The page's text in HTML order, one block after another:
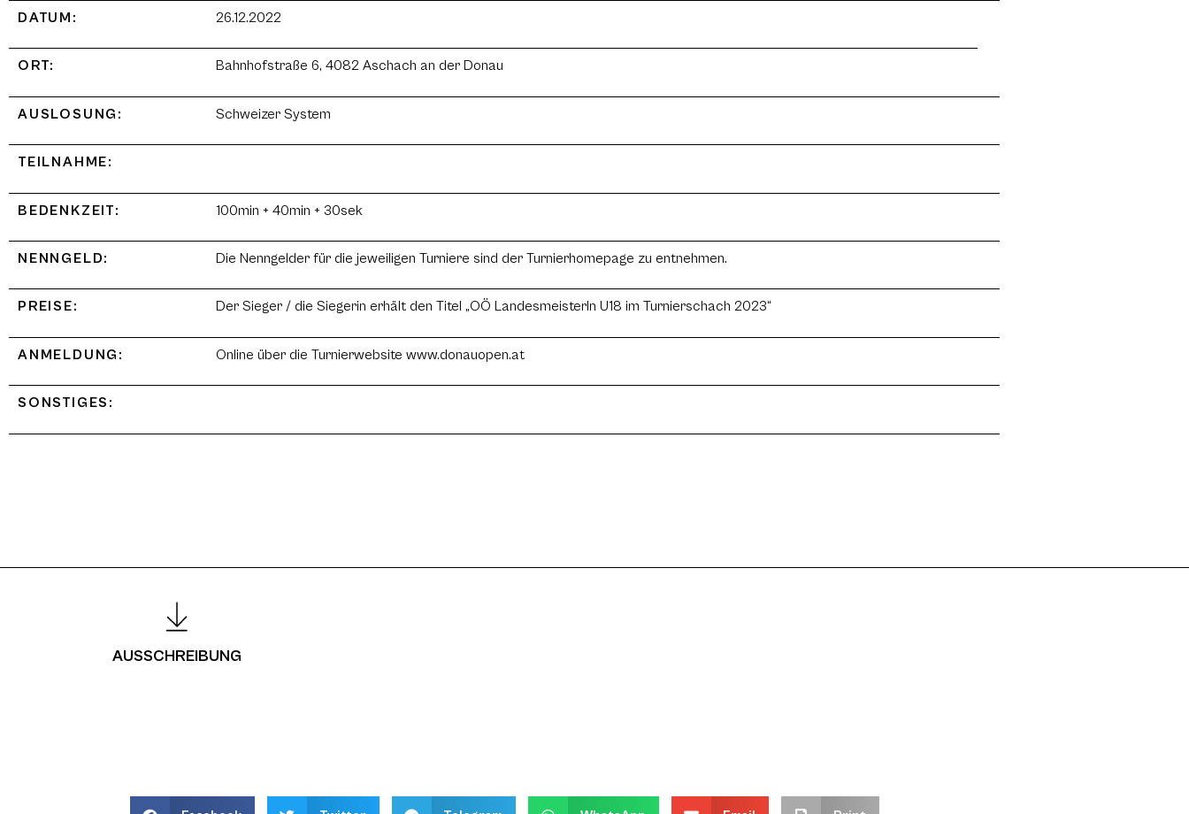
DATUM: 26.12.2022
ORT: Bahnhofstraße 6, 4082 Aschach an der Donau
AUSLOSUNG: Schweizer System
TEILNAHME:
BEDENKZEIT: 100min + 40min + 30sek
NENNGELD: Die Nenngelder für die jeweiligen Turniere sind der Turnierhomepage zu entnehmen.
PREISE: Der Sieger / die Siegerin erhält den Titel „OÖ LandesmeisterIn U18 im Turnierschach 2023“
ANMELDUNG: Online über die Turnierwebsite www.donauopen.at
SONSTIGES:
AUSSCHREIBUNG